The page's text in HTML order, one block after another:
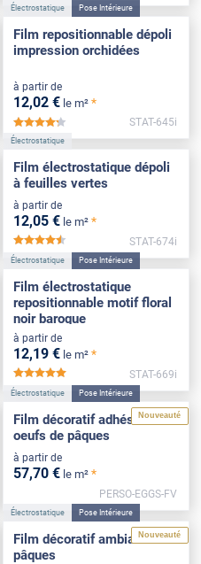
Électrostatique Pose Intérieure
Film repositionnable dépoli
impression orchidées
à partir de
12,02 € le m² *
*****
STAT-645i
Électrostatique
Film électrostatique dépoli
à feuilles vertes
à partir de
12,05 € le m² *
*****
STAT-674i
Électrostatique Pose Intérieure
Film électrostatique
repositionnable motif floral
noir baroque
à partir de
12,19 € le m² *
STAT-669i
Nouveauté
Électrostatique Pose Intérieure
Film décoratif adhésif motif
oeufs de pâques
à partir de
57,70 € le m² *
PERSO-EGGS-FV
Nouveauté
Électrostatique Pose Intérieure
Film décoratif ambiance
pâques